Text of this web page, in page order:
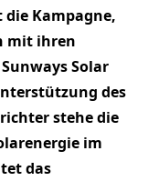
die Kampagne,
mit ihren
Solar
des
stehe die
im
das